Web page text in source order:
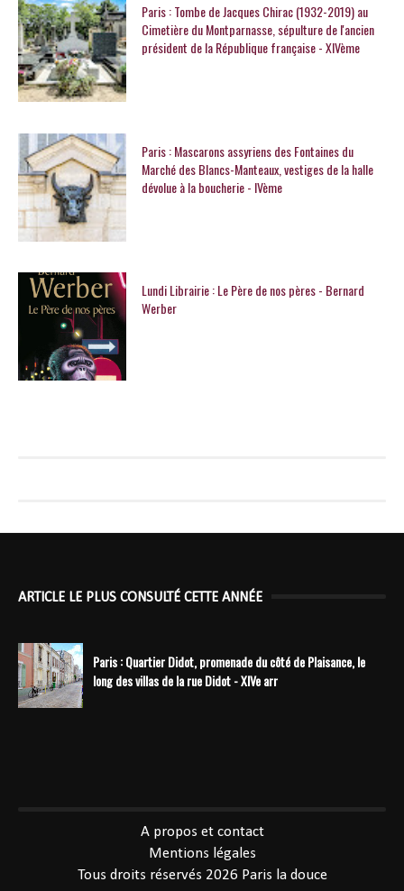
Paris : Tombe de Jacques Chirac (1932-2019) au
Cimetière du Montparnasse, sépulture de l'ancien
président de la République française - XIVème
Paris : Mascarons assyriens des Fontaines du
Marché des Blancs-Manteaux, vestiges de la halle
dévolue à la boucherie - IVème
Lundi Librairie : Le Père de nos pères - Bernard
Werber
ARTICLE LE PLUS CONSULTÉ CETTE ANNÉE
Paris : Quartier Didot, promenade du côté de Plaisance, le
long des villas de la rue Didot - XIVe arr
A propos et contact
Mentions légales
Tous droits réservés 2026 Paris la douce